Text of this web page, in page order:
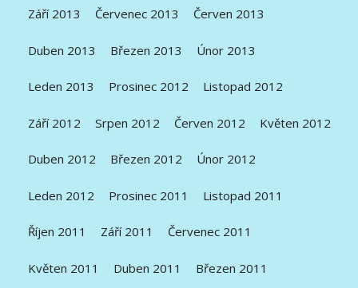
Září 2013 Červenec 2013 Červen 2013
Duben 2013 Březen 2013 Únor 2013
Leden 2013 Prosinec 2012 Listopad 2012
Září 2012 Srpen 2012 Červen 2012 Květen 2012
Duben 2012 Březen 2012 Únor 2012
Leden 2012 Prosinec 2011 Listopad 2011
Říjen 2011 Září 2011 Červenec 2011
Květen 2011 Duben 2011 Březen 2011